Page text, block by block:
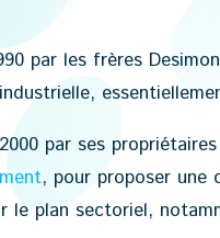
par les frères
par ses
, pour proposer une
le plan sectoriel,